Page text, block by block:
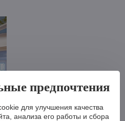
предпочтения
для улучшения качества
анализа его работы и сбора